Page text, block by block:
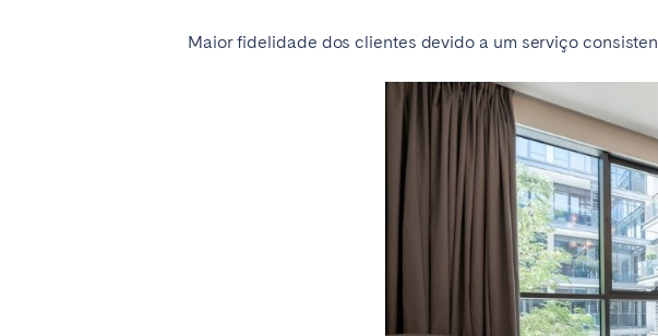
Maior fidelidade dos clientes devido a um serviço